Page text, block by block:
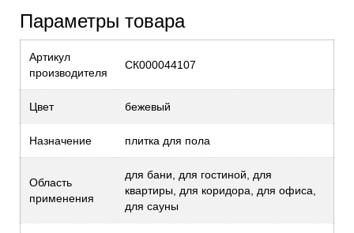
Параметры товара
Артикул
производителя
СК000044107
Цвет бежевый
Назначение плитка для пола
Область
применения
для бани, для гостиной, для
квартиры, для коридора, для офиса,
для сауны